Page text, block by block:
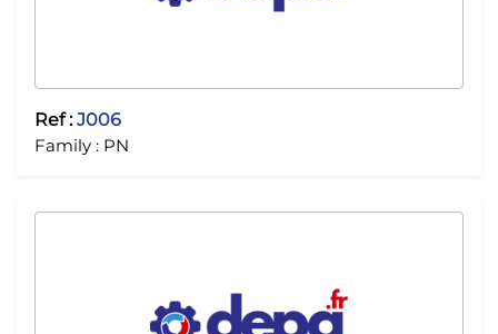
Ref :J006
Family : PN